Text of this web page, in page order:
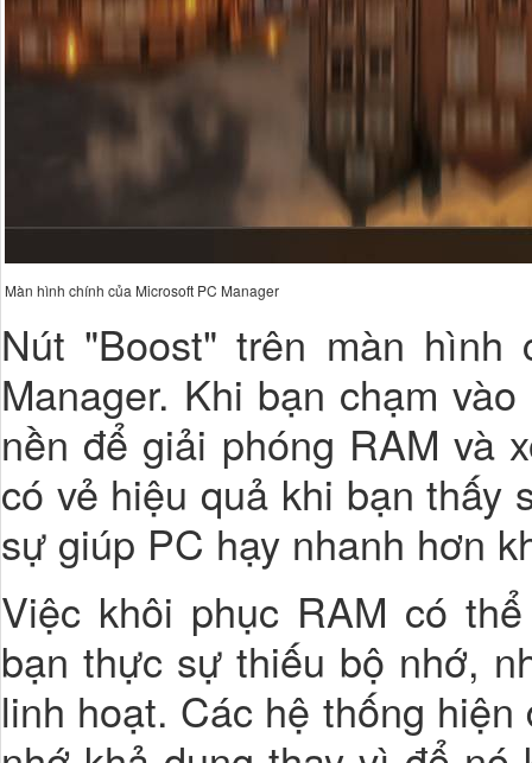
Màn hình chính của Microsoft PC Manager
Nút "Boost" trên màn
Manager. Khi bạn chạm
nền để giải phóng RAM và
có vẻ hiệu quả khi bạn thấy
sự giúp PC hạy nhanh hơn
Việc khôi phục RAM có
bạn thực sự thiếu bộ nhớ,
linh hoạt. Các hệ thống